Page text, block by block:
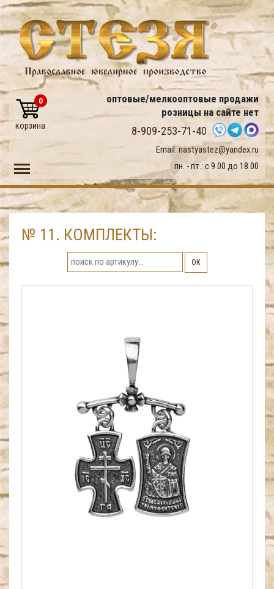
оптовые/мелкооптовые продажи
розницы на сайте нет
8-909-253-71-40
Email: nastyastez@yandex.ru
пн. - пт.: с 9.00 до 18.00
0
корзина
Toggle main menu visibility
№ 11. КОМПЛЕКТЫ:
ОК